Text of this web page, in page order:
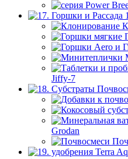
Jiffy-7
Grodan